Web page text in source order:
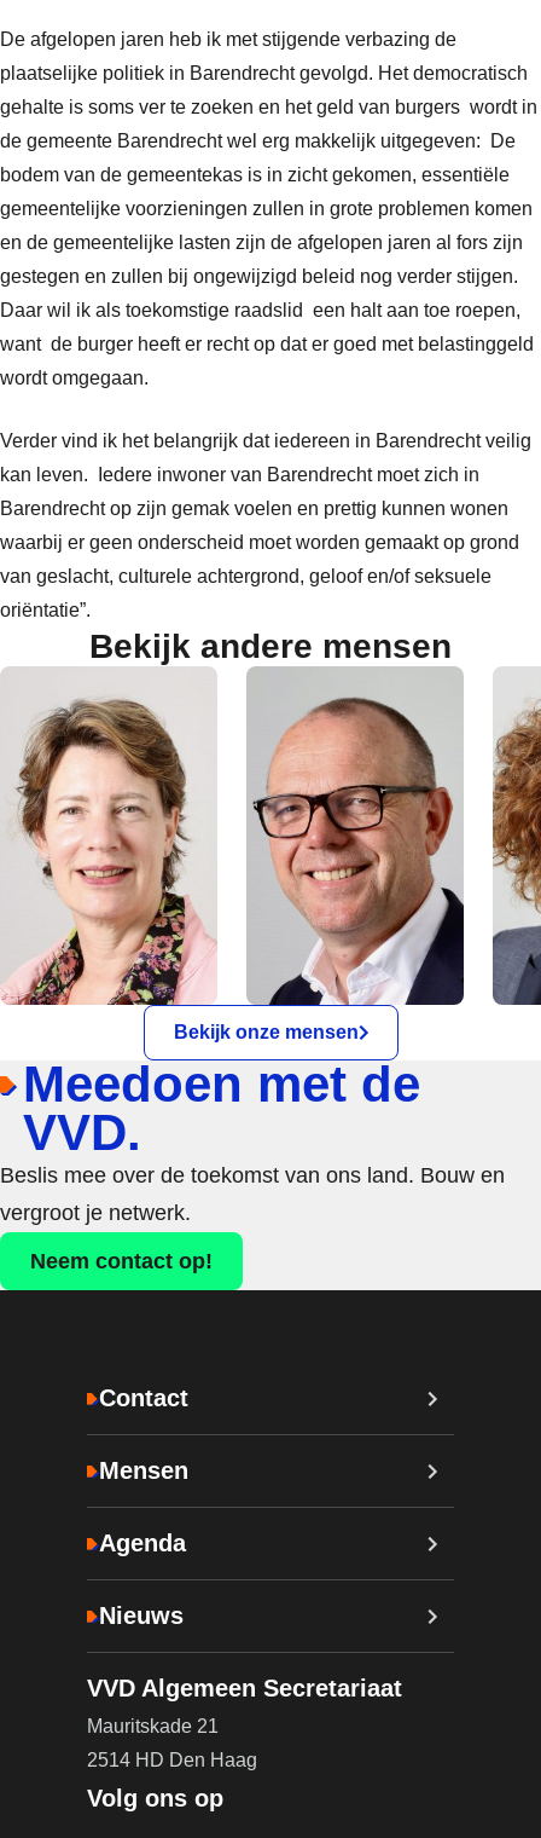
De afgelopen jaren heb ik met stijgende verbazing de
plaatselijke politiek in Barendrecht gevolgd. Het democratisch
gehalte is soms ver te zoeken en het geld van burgers wordt in
de gemeente Barendrecht wel erg makkelijk uitgegeven: De
bodem van de gemeentekas is in zicht gekomen, essentiële
gemeentelijke voorzieningen zullen in grote problemen komen
en de gemeentelijke lasten zijn de afgelopen jaren al fors zijn
gestegen en zullen bij ongewijzigd beleid nog verder stijgen.
Daar wil ik als toekomstige raadslid een halt aan toe roepen,
want de burger heeft er recht op dat er goed met belastinggeld
wordt omgegaan.
Verder vind ik het belangrijk dat iedereen in Barendrecht veilig
kan leven. Iedere inwoner van Barendrecht moet zich in
Barendrecht op zijn gemak voelen en prettig kunnen wonen
waarbij er geen onderscheid moet worden gemaakt op grond
van geslacht, culturele achtergrond, geloof en/of seksuele
oriëntatie”.
Bekijk andere mensen
Bekijk onze mensen
Meedoen met de
VVD.
Beslis mee over de toekomst van ons land. Bouw en
vergroot je netwerk.
Neem contact op!
Contact
Mensen
Agenda
Nieuws
VVD Algemeen Secretariaat
Mauritskade 21
2514 HD Den Haag
Volg ons op